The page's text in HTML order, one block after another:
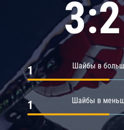
Шайбы в
1
Шайбы в
1